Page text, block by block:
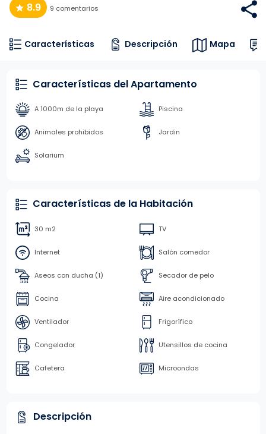
8.9 9 comentarios
Características Descripción Mapa
Características del Apartamento
A 1000m de la playa Piscina
Animales prohibidos Jardin
Solarium
Características de la Habitación
30 m2 TV
Internet Salón comedor
Aseos con ducha (1) Secador de pelo
Cocina Aire acondicionado
Ventilador Frigorífico
Congelador Utensillos de cocina
Cafetera Microondas
Descripción